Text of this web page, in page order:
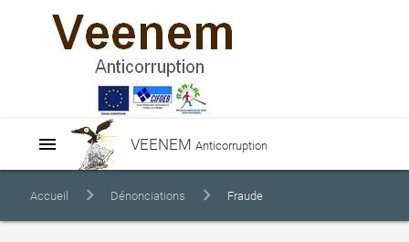
VEENEMAnticorruption
menu
Accueil Dénonciations Fraude